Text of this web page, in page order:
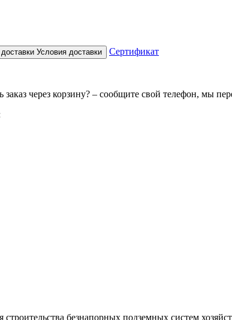
Условия доставки Сертификат
через корзину? – сообщите свой телефон, мы
строительства безнапорных подземных систем